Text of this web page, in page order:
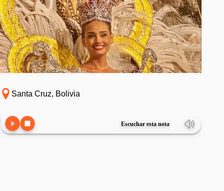
Santa Cruz, Bolivia
Escuchar esta nota